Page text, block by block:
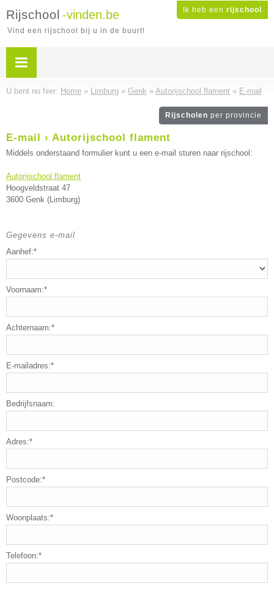
Ik heb een rijschool
Rijschool -vinden.be
Vind een rijschool bij u in de buurt!
U bent nu hier: Home » Limburg » Genk » Autorijschool flament » E-mail
Rijscholen per provincie
E-mail › Autorijschool flament
Middels onderstaand formulier kunt u een e-mail sturen naar rijschool:
Autorijschool flament
Hoogveldstraat 47
3600 Genk (Limburg)
Gegevens e-mail
Aanhef:*
Voornaam:*
Achternaam:*
E-mailadres:*
Bedrijfsnaam:
Adres:*
Postcode:*
Woonplaats:*
Telefoon:*